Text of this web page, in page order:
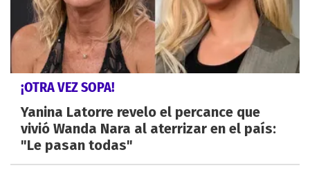
¡OTRA VEZ SOPA!
Yanina Latorre revelo el percance que
vivió Wanda Nara al aterrizar en el país:
"Le pasan todas"